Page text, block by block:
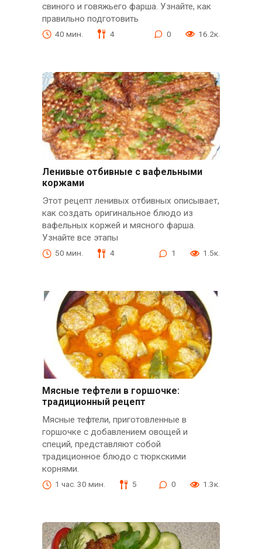
свиного и говяжьего фарша. Узнайте, как
правильно подготовить
40 мин. 4 0 16.2к.
Ленивые отбивные с вафельными
коржами
Этот рецепт ленивых отбивных описывает,
как создать оригинальное блюдо из
вафельных коржей и мясного фарша.
Узнайте все этапы
50 мин. 4 1 1.5к.
Мясные тефтели в горшочке:
традиционный рецепт
Мясные тефтели, приготовленные в
горшочке с добавлением овощей и
специй, представляют собой
традиционное блюдо с тюркскими
корнями.
1 час. 30 мин. 5 0 1.3к.